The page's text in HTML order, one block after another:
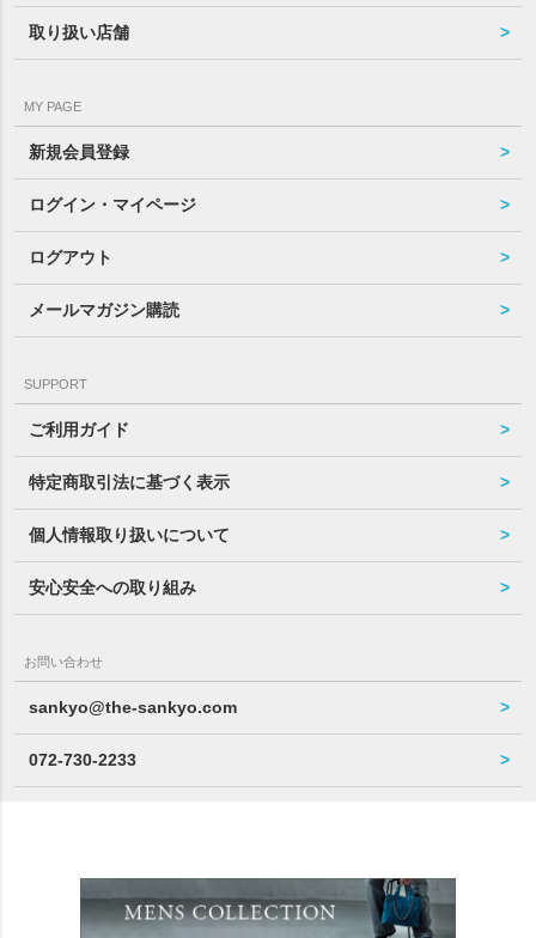
取り扱い店舗
MY PAGE
新規会員登録
ログイン・マイページ
ログアウト
メールマガジン購読
SUPPORT
ご利用ガイド
特定商取引法に基づく表示
個人情報取り扱いについて
安心安全への取り組み
お問い合わせ
sankyo@the-sankyo.com
072-730-2233